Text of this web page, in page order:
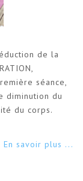
de la
séance,
diminution du
du corps.
En savoir plus ...